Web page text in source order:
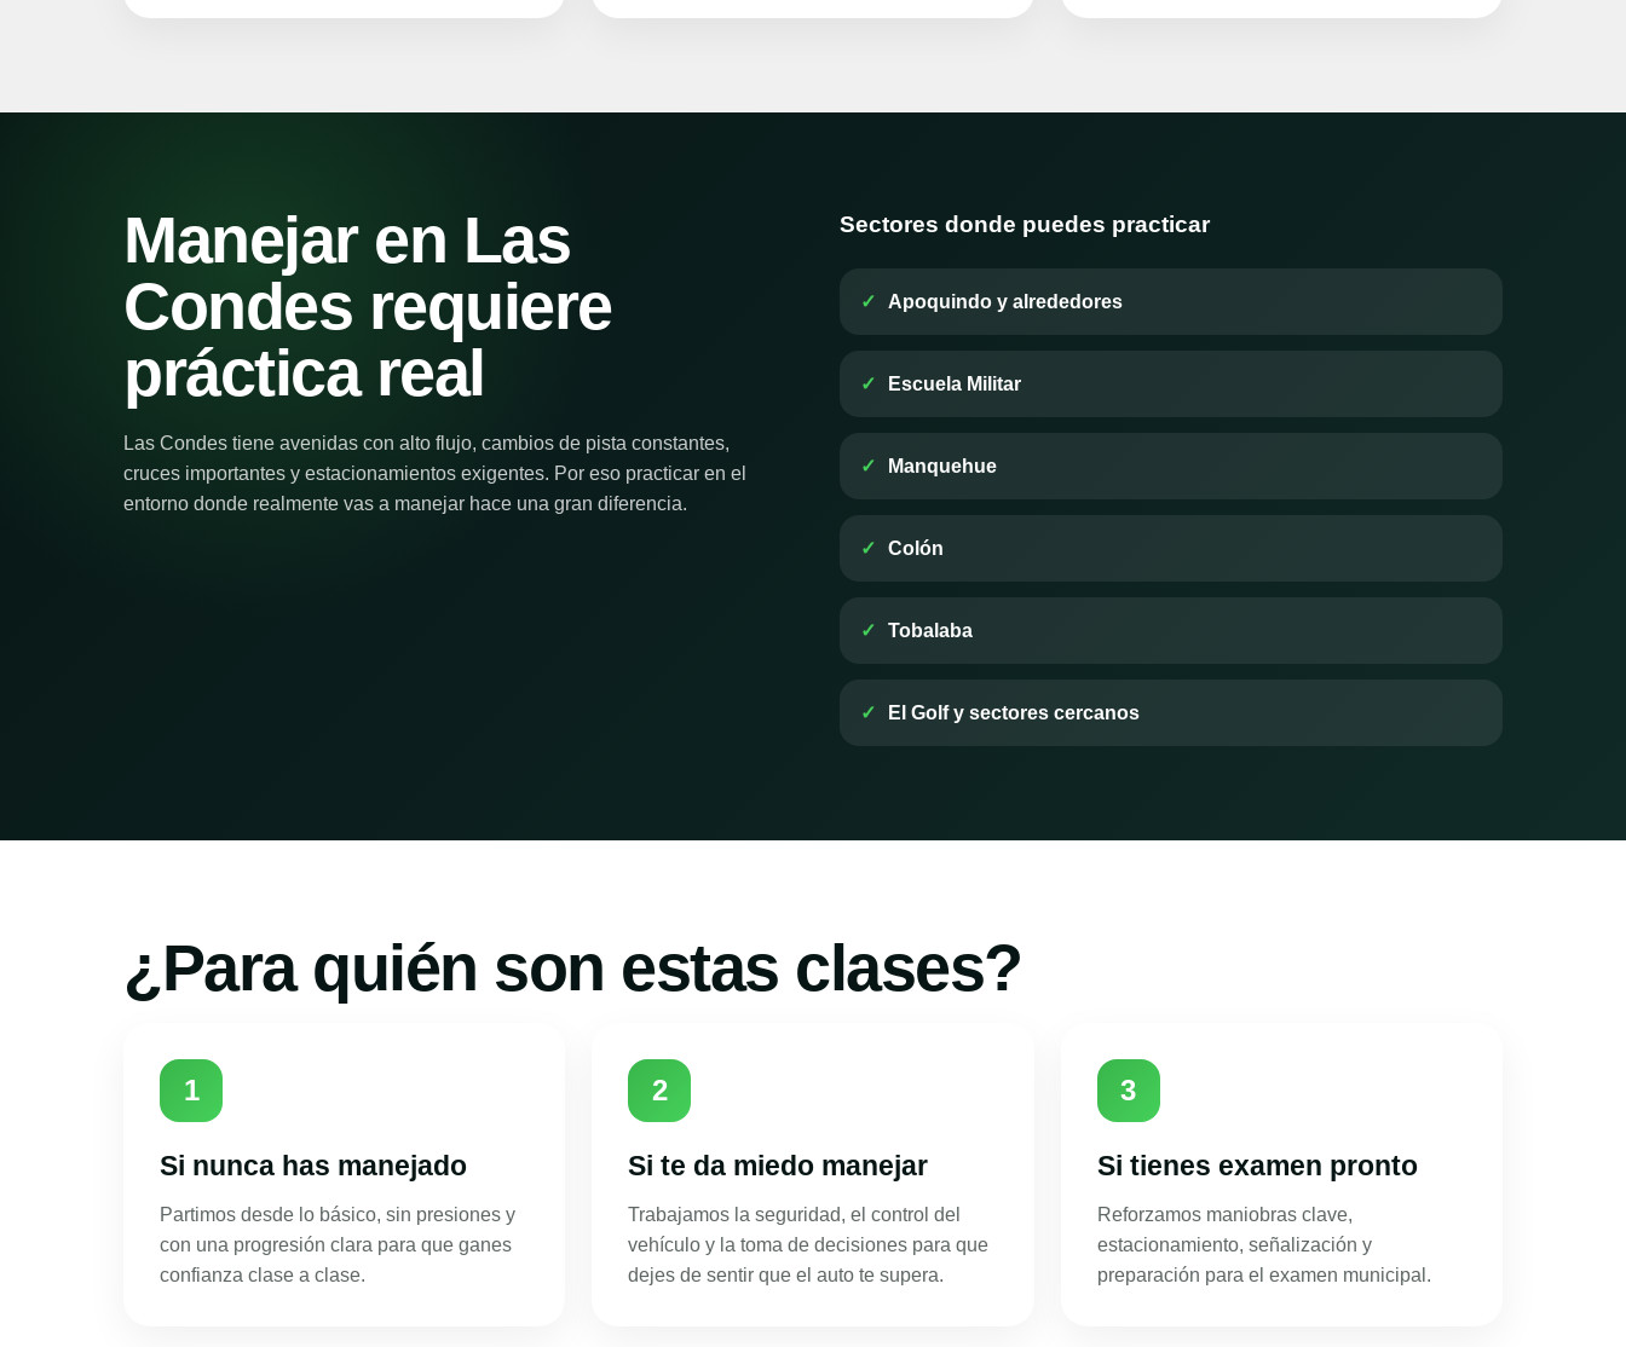
Manejar en Las
Condes requiere
práctica real
Las Condes tiene avenidas con alto flujo, cambios de pista constantes,
cruces importantes y estacionamientos exigentes. Por eso practicar en el
entorno donde realmente vas a manejar hace una gran diferencia.
Sectores donde puedes practicar
Apoquindo y alrededores
Escuela Militar
Manquehue
Colón
Tobalaba
El Golf y sectores cercanos
¿Para quién son estas clases?
1
Si nunca has manejado
Partimos desde lo básico, sin presiones y
con una progresión clara para que ganes
confianza clase a clase.
2
Si te da miedo manejar
Trabajamos la seguridad, el control del
vehículo y la toma de decisiones para que
dejes de sentir que el auto te supera.
3
Si tienes examen pronto
Reforzamos maniobras clave,
estacionamiento, señalización y
preparación para el examen municipal.